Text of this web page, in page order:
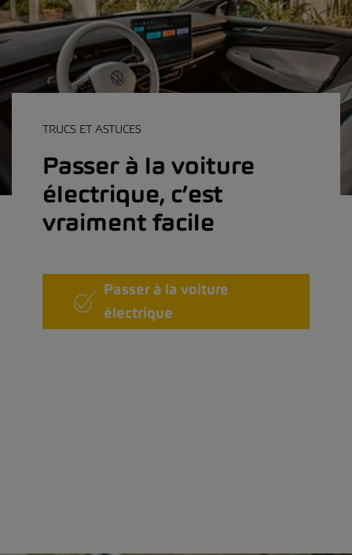
TRUCS ET ASTUCES
Passer à la voiture
électrique, c’est
vraiment facile
Passer à la voiture
électrique